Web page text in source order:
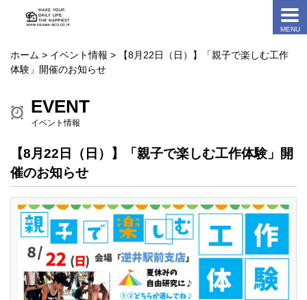
ホーム > イベント情報 > 【8月22日（日）】「親子で楽しむ工作
体験」開催のお知らせ
EVENT
イベント情報
【8月22日（日）】「親子で楽しむ工作体験」開
催のお知らせ